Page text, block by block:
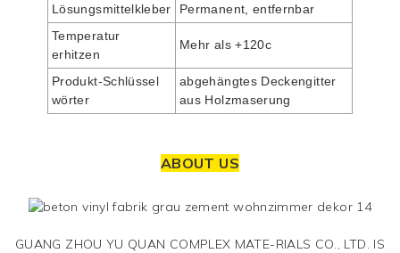
Lösungsmittelkleber
Permanent, entfernbar
Temperatur
erhitzen
Mehr als +120c
Produkt-Schlüssel
wörter
abgehängtes Deckengitter
aus Holzmaserung
ABOUT US
GUANG ZHOU YU QUAN COMPLEX MATE-RIALS CO., LTD. IS